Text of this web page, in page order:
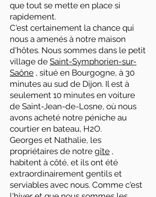
que tout se mette en place si
rapidement.
C'est certainement la chance qui
nous a amenés à notre maison
d'hôtes. Nous sommes dans le petit
village de Saint-Symphorien-sur-
Saône , situé en Bourgogne, à 30
minutes au sud de Dijon. Il est à
seulement 10 minutes en voiture
de Saint-Jean-de-Losne, où nous
avons acheté notre péniche au
courtier en bateau, H2O.
Georges et Nathalie, les
propriétaires de notre gîte ,
habitent à côté, et ils ont été
extraordinairement gentils et
serviables avec nous. Comme c'est